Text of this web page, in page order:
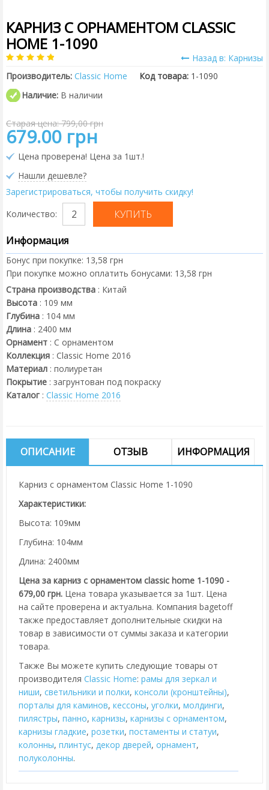
КАРНИЗ С ОРНАМЕНТОМ CLASSIC
HOME 1-1090
Назад в: Карнизы
Производитель: Classic Home Код товара: 1-1090
Наличие: В наличии
Старая цена: 799,00 грн
679.00 грн
Цена проверена! Цена за 1шт.!
Нашли дешевле?
Зарегистрироваться, чтобы получить скидку!
Количество:
Информация
Бонус при покупке: 13,58 грн
При покупке можно оплатить бонусами: 13,58 грн
Страна производства : Китай
Высота : 109 мм
Глубина : 104 мм
Длина : 2400 мм
Орнамент : С орнаментом
Коллекция : Classic Home 2016
Материал : полиуретан
Покрытие : загрунтован под покраску
Каталог : Classic Home 2016
ОПИСАНИЕ ОТЗЫВ ИНФОРМАЦИЯ
Карниз с орнаментом Classic Home 1-1090
Характеристики:
Высота: 109мм
Глубина: 104мм
Длина: 2400мм
Цена за карниз с орнаментом classic home 1-1090 -
679,00 грн. Цена товара указывается за 1шт. Цена
на сайте проверена и актуальна. Компания bagetoff
также предоставляет дополнительные скидки на
товар в зависимости от суммы заказа и категории
товара.
Также Вы можете купить следующие товары от
производителя Classic Home: рамы для зеркал и
ниши, cветильники и полки, консоли (кронштейны),
порталы для каминов, кессоны, уголки, молдинги,
пилястры, панно, карнизы, карнизы с орнаментом,
карнизы гладкие, розетки, постаменты и статуи,
колонны, плинтус, декор дверей, орнамент,
полуколонны.